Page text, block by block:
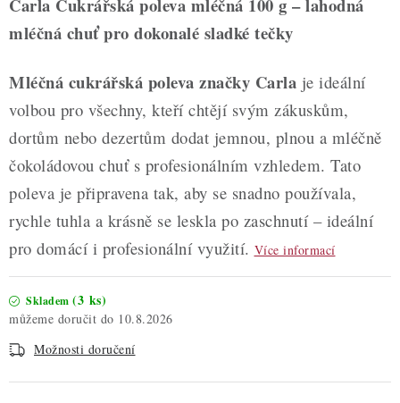
Nepřevzetí zásilky na dobírku
Obchodní podmínky
Carla Cukrářská poleva mléčná 100 g – lahodná
mléčná chuť pro dokonalé sladké tečky
Mléčná cukrářská poleva značky Carla je ideální
volbou pro všechny, kteří chtějí svým zákuskům,
dortům nebo dezertům dodat jemnou, plnou a mléčně
čokoládovou chuť s profesionálním vzhledem. Tato
poleva je připravena tak, aby se snadno používala,
rychle tuhla a krásně se leskla po zaschnutí – ideální
pro domácí i profesionální využití. Více informací
Skladem (3 ks)
10.8.2026
Možnosti doručení